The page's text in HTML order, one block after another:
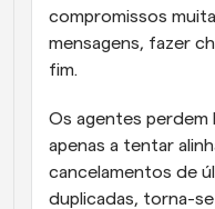
compromissos
mensagens, fazer
fim.
Os agentes perdem
apenas a tentar
cancelamentos de
duplicadas, torna-